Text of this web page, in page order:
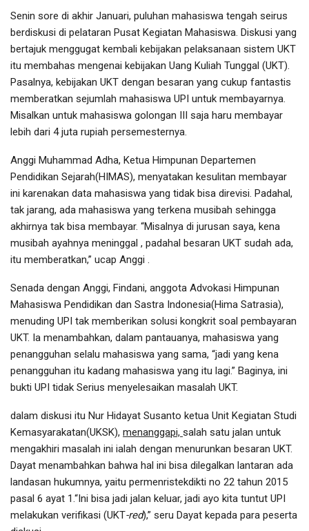
Senin sore di akhir Januari, puluhan mahasiswa tengah seirus
berdiskusi di pelataran Pusat Kegiatan Mahasiswa. Diskusi yang
bertajuk menggugat kembali kebijakan pelaksanaan sistem UKT
itu membahas mengenai kebijakan Uang Kuliah Tunggal (UKT).
Pasalnya, kebijakan UKT dengan besaran yang cukup fantastis
memberatkan sejumlah mahasiswa UPI untuk membayarnya.
Misalkan untuk mahasiswa golongan III saja haru membayar
lebih dari 4 juta rupiah persemesternya.
Anggi Muhammad Adha, Ketua Himpunan Departemen
Pendidikan Sejarah(HIMAS), menyatakan kesulitan membayar
ini karenakan data mahasiswa yang tidak bisa direvisi. Padahal,
tak jarang, ada mahasiswa yang terkena musibah sehingga
akhirnya tak bisa membayar. “Misalnya di jurusan saya, kena
musibah ayahnya meninggal , padahal besaran UKT sudah ada,
itu memberatkan,” ucap Anggi .
Senada dengan Anggi, Findani, anggota Advokasi Himpunan
Mahasiswa Pendidikan dan Sastra Indonesia(Hima Satrasia),
menuding UPI tak memberikan solusi kongkrit soal pembayaran
UKT. Ia menambahkan, dalam pantauanya, mahasiswa yang
penangguhan selalu mahasiswa yang sama, “jadi yang kena
penangguhan itu kadang mahasiswa yang itu lagi.” Baginya, ini
bukti UPI tidak Serius menyelesaikan masalah UKT.
dalam diskusi itu Nur Hidayat Susanto ketua Unit Kegiatan Studi
Kemasyarakatan(UKSK), menanggapi, salah satu jalan untuk
mengakhiri masalah ini ialah dengan menurunkan besaran UKT.
Dayat menambahkan bahwa hal ini bisa dilegalkan lantaran ada
landasan hukumnya, yaitu permenristekdikti no 22 tahun 2015
pasal 6 ayat 1.“Ini bisa jadi jalan keluar, jadi ayo kita tuntut UPI
melakukan verifikasi (UKT-red),” seru Dayat kepada para peserta